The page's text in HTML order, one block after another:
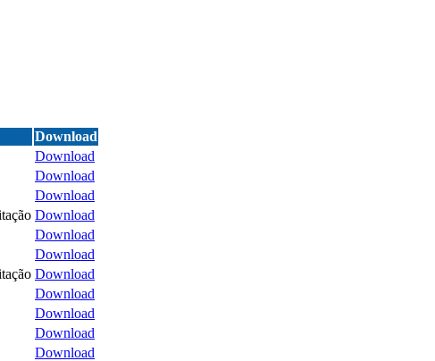
Download
Download
Download
Download
Download
Download
Download
Download
Download
Download
Download
Download